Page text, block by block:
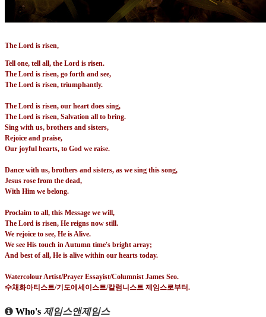
The Lord is risen,
Tell one, tell all, the Lord is risen.
The Lord is risen, go forth and see,
The Lord is risen, triumphantly.
The Lord is risen, our heart does sing,
The Lord is risen, Salvation all to bring.
Sing with us, brothers and sisters,
Rejoice and praise,
Our joyful hearts, to God we raise.
Dance with us, brothers and sisters, as we sing this song,
Jesus rose from the dead,
With Him we belong.
Proclaim to all, this Message we will,
The Lord is risen, He reigns now still.
We rejoice to see, He is Alive.
We see His touch in Autumn time's bright array;
And best of all, He is alive within our hearts today.
Watercolour Artist/Prayer Essayist/Columnist James Seo.
수채화아티스트/기도에세이스트/칼럼니스트 제임스로부터.
Who's 제임스앤제임스